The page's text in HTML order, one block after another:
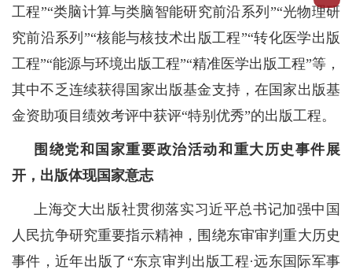
工程”“类脑计算与类脑智能研究前沿系列”“光物理研
究前沿系列”“核能与核技术出版工程”“转化医学出版
工程”“能源与环境出版工程”“精准医学出版工程”等，
其中不乏连续获得国家出版基金支持，在国家出版基
金资助项目绩效考评中获评“特别优秀”的出版工程。
围绕党和国家重要政治活动和重大历史事件展
开，出版体现国家意志
上海交大出版社贯彻落实习近平总书记加强中国
人民抗争研究重要指示精神，围绕东审审判重大历史
事件，近年出版了“东京审判出版工程·远东国际军事